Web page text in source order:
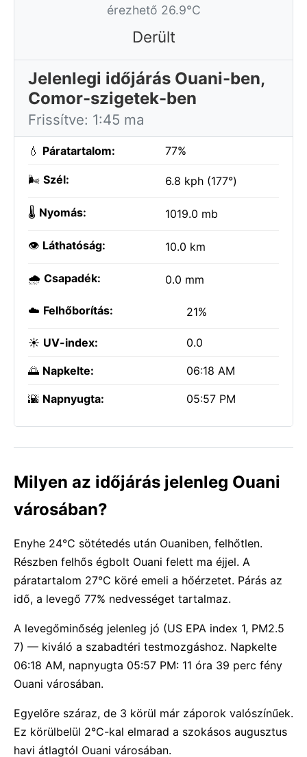
érezhető 26.9°C
Derült
Jelenlegi időjárás Ouani-ben,
Comor-szigetek-ben
Frissítve: 1:45 ma
💧 Páratartalom: 77%
🌬️ Szél: 6.8 kph (177°)
🌡️ Nyomás: 1019.0 mb
👁️ Láthatóság: 10.0 km
🌧️ Csapadék: 0.0 mm
☁️ Felhőborítás: 21%
☀️ UV-index: 0.0
🌅 Napkelte: 06:18 AM
🌇 Napnyugta: 05:57 PM
Milyen az időjárás jelenleg Ouani
városában?
Enyhe 24°C sötétedés után Ouaniben, felhőtlen.
Részben felhős égbolt Ouani felett ma éjjel. A
páratartalom 27°C köré emeli a hőérzetet. Párás az
idő, a levegő 77% nedvességet tartalmaz.
A levegőminőség jelenleg jó (US EPA index 1, PM2.5
7) — kiváló a szabadtéri testmozgáshoz. Napkelte
06:18 AM, napnyugta 05:57 PM: 11 óra 39 perc fény
Ouani városában.
Egyelőre száraz, de 3 körül már záporok valószínűek.
Ez körülbelül 2°C-kal elmarad a szokásos augusztus
havi átlagtól Ouani városában.